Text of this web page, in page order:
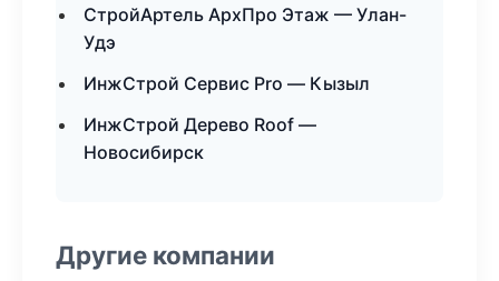
СтройАртель АрхПро Этаж — Улан-
Удэ
ИнжСтрой Сервис Pro — Кызыл
ИнжСтрой Дерево Roof —
Новосибирск
Другие компании